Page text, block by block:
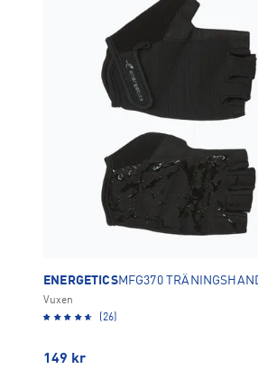
TA
ENERGETICSMFG370
Vuxen
(26)
149 kr